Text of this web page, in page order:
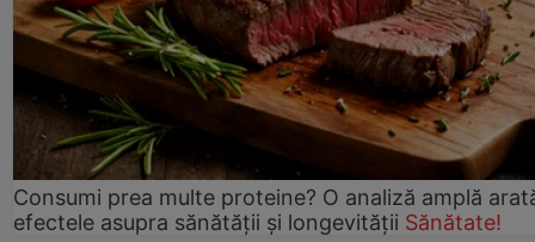
Consumi prea multe proteine? O analiză amplă
efectele asupra sănătății și longevității Sănătate!